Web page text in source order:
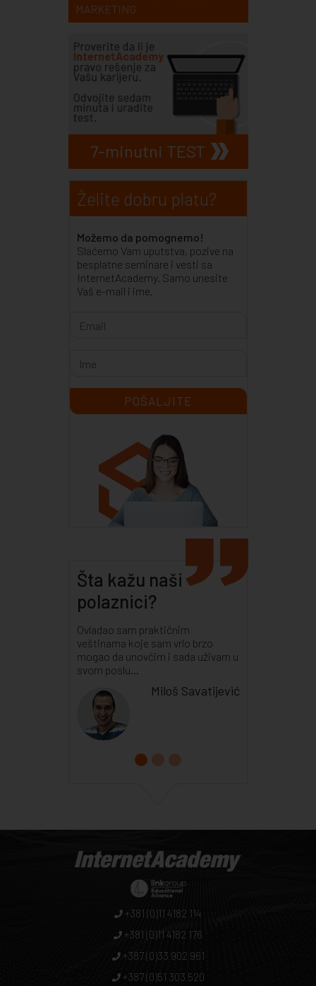
MARKETING
7-minutni TEST
Želite dobru platu?
Možemo da pomognemo!
Slaćemo Vam uputstva, pozive na
besplatne seminare i vesti sa
InternetAcademy. Samo unesite
Vaš e-mail i ime.
Šta kažu naši
polaznici?
Ovladao sam praktičnim
veštinama koje sam vrlo brzo
mogao da unovčim i sada uživam u
svom poslu...
Miloš Savatijević
+381 (0)11 4182 114
+381 (0)11 4182 176
+387 (0)33 902 961
+387 (0)51 303 520